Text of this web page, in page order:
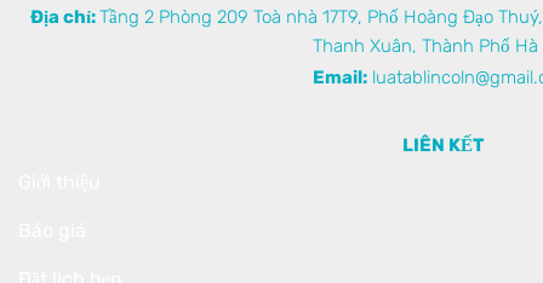
Địa chỉ:Tầng 2 Phòng 209 Toà nhà 17T9, Phố Hoàng Đạo
Thanh Xuân, Thành Phố Hà
Email:
LIÊN KẾT